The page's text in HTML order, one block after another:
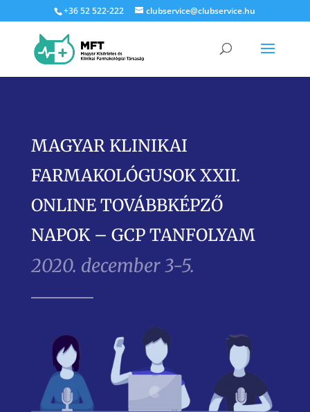
+36 52 522-222 clubservice@clubservice.hu
MAGYAR KLINIKAI
FARMAKOLÓGUSOK XXII.
ONLINE TOVÁBBKÉPZŐ
NAPOK – GCP TANFOLYAM
2020. december 3-5.